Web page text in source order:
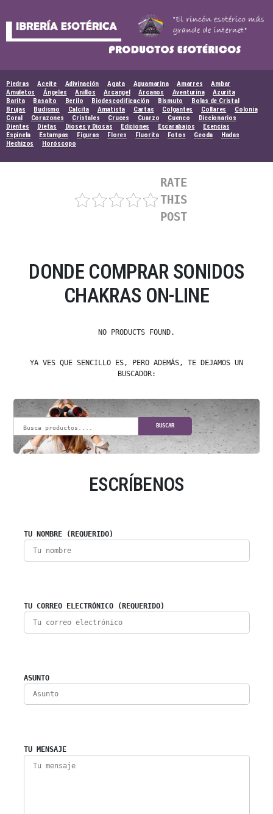
Piedras Aceite Adivinación Agata Aguamarina Amarres
Ambar
Amuletos
Ángeles Anillos Arcangel Arcanos Aventurina
Azurita
Barita
Basalto Berilo Biodescodificación Bismuto
Bolas de Cristal
Brujas
Budismo Calcita Amatista Cartas Colgantes Collares
Colonia
Coral
Corazones Cristales Cruces Cuarzo Cuenco
Diccionarios
Dientes
Dietas Dioses y Diosas Ediciones Escarabajos
Esencias
Espinela
Estampas Figuras Flores Fluorita Fotos Geoda
Hadas
Hechizos
Horóscopo
RATE
THIS
POST
DONDE COMPRAR SONIDOS
CHAKRAS ON-LINE
NO PRODUCTS FOUND.
YA VES QUE SENCILLO ES, PERO ADEMÁS, TE DEJAMOS UN
BUSCADOR:
BUSCAR
ESCRÍBENOS
TU NOMBRE (REQUERIDO)
TU CORREO ELECTRÓNICO (REQUERIDO)
ASUNTO
TU MENSAJE